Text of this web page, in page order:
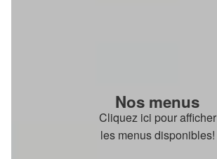
Nos menus
Cliquez ici pour afficher
les menus disponibles!